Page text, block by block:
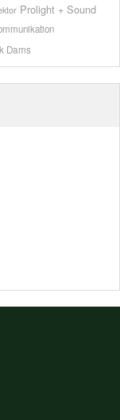
Prolight + Sound
Dams